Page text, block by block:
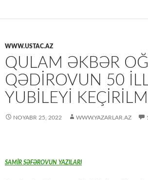
WWW.USTAC.AZ
QULAM ƏKBƏR
QƏDIROVUN 50
YUBILEYI
NOYABR 25, 2022 WWW.YAZARLAR.AZ
SAMİR SƏFƏROVUN YAZILARI